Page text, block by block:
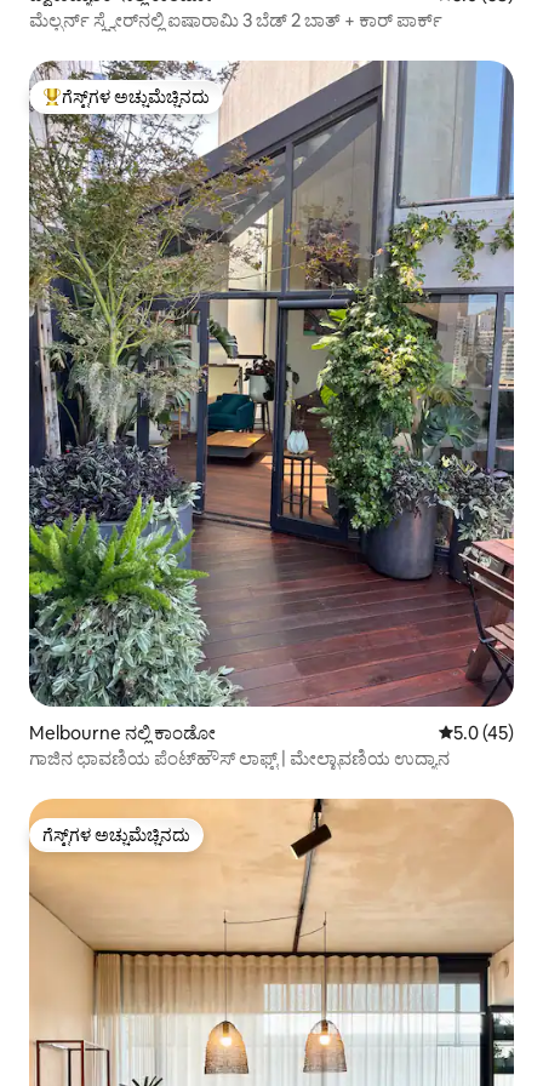
ಮೆಲ್ಬರ್ನ್ ಸ್ಕ್ವೇರ್‌ನಲ್ಲಿ ಐಷಾರಾಮಿ 3 ಬೆಡ್ 2 ಬಾತ್ + ಕಾರ್ ಪಾರ್ಕ್
ಗೆಸ್ಟ್‌ಗಳಿಗೆ ಅತಿ ಹೆಚ್ಚು ಅಚ್ಚುಮೆಚ್ಚಿನದು
ಗೆಸ್ಟ್‌ಗಳ ಅಚ್ಚುಮೆಚ್ಚಿನದು
Melbourne ನಲ್ಲಿ ಕಾಂಡೋ 5 ರಲ್ಲಿ 5.0
5.0 (45)
ಗಾಜಿನ ಛಾವಣಿಯ ಪೆಂಟ್‌ಹೌಸ್ ಲಾಫ್ಟ್ | ಮೇಲ್ಛಾವಣಿಯ ಉದ್ಯಾನ
ಗೆಸ್ಟ್‌ಗಳ ಅಚ್ಚುಮೆಚ್ಚಿನದು
ಗೆಸ್ಟ್‌ಗಳ ಅಚ್ಚುಮೆಚ್ಚಿನದು